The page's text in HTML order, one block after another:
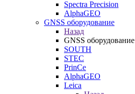
Spectra Precision
AlphaGEO
GNSS оборудование
Назад
GNSS оборудование
SOUTH
STEC
PrinCe
AlphaGEO
Leica